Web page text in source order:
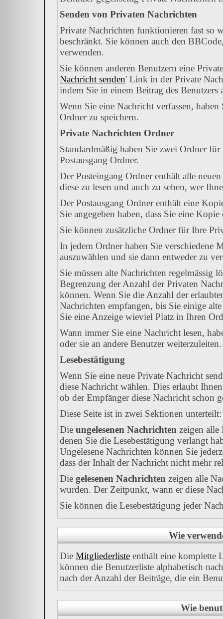
Senden von Privaten Nachrichten
Private Nachrichten funktionieren fast so
beschränkt. Sie können auch den
verwenden.
Sie können anderen Benutzern eine
Nachricht senden' Link in der Private
indem Sie in einem Beitrag des Benutzers
Wenn Sie eine Nachricht verfassen,
Ordner zu speichern.
Private Nachrichten Ordner
Standardmäßig haben Sie zwei Ordner
Postausgang Ordner.
Der Posteingang Ordner enthält alle
diese zu lesen und auch zu sehen, wer
Der Postausgang Ordner enthält eine
Sie angegeben haben, dass Sie eine
Sie können zusätzliche Ordner für Ihre
In jedem Ordner haben Sie verschiedene
auszuwählen und sie dann entweder zu
Sie müssen alte Nachrichten regelmässig
Begrenzung der Anzahl der Privaten
können. Wenn Sie die Anzahl der
Nachrichten empfangen, bis Sie einige
Sie eine Anzeige wieviel Platz in Ihren
Wann immer Sie eine Nachricht lesen,
oder sie an andere Benutzer weiterzuleiten.
Lesebestätigung
Wenn Sie eine neue Private Nachricht
diese Nachricht wählen. Dies erlaubt
ob der Empfänger diese Nachricht schon
Diese Seite ist in zwei Sektionen
Die ungelesenen Nachrichten zeigen alle
denen Sie die Lesebestätigung verlangt
Ungelesene Nachrichten können Sie
dass der Inhalt der Nachricht nicht mehr
Die gelesenen Nachrichten zeigen alle
wurden. Der Zeitpunkt, wann er diese
Sie können die Lesebestätigung jeder
Wie
Die Mitgliederliste enthält eine komplette
können die Benutzerliste alphabetisch
nach der Anzahl der Beiträge, die ein
Wie